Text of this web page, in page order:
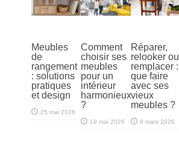
Meubles
de
rangement
: solutions
pratiques
et design
25 mai 2026
Comment
choisir ses
meubles
pour un
intérieur
harmonieux
?
19 mai 2026
Réparer,
relooker ou
remplacer :
que faire
avec ses
vieux
meubles ?
8 mars 2026